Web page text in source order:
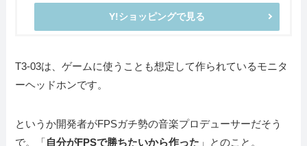
Y!ショッピングで見る
T3-03は、ゲームに使うことも想定して作られているモニタ
ーヘッドホンです。
というか開発者がFPSガチ勢の音楽プロデューサーだそう
で。「自分がFPSで勝ちたいから作った 」とのこと。